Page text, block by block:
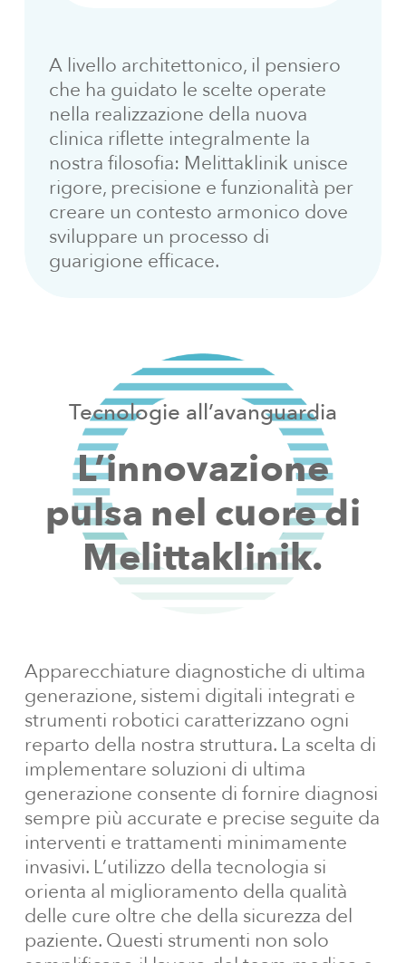
A livello architettonico, il pensiero
che ha guidato le scelte operate
nella realizzazione della nuova
clinica riflette integralmente la
nostra filosofia: Melittaklinik unisce
rigore, precisione e funzionalità per
creare un contesto armonico dove
sviluppare un processo di
guarigione efficace.
Tecnologie all’avanguardia
L’innovazione
pulsa nel cuoredi
Melittaklinik.
Apparecchiature diagnostiche di ultima
generazione, sistemi digitali integrati e
strumenti robotici caratterizzano ogni
reparto della nostra struttura. La scelta di
implementare soluzioni di ultima
generazione consente di fornire diagnosi
sempre più accurate e precise seguite da
interventi e trattamenti minimamente
invasivi. L’utilizzo della tecnologia si
orienta al miglioramento della qualità
delle cure oltre che della sicurezza del
paziente. Questi strumenti non solo